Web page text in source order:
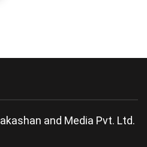
and Media Pvt. Ltd.